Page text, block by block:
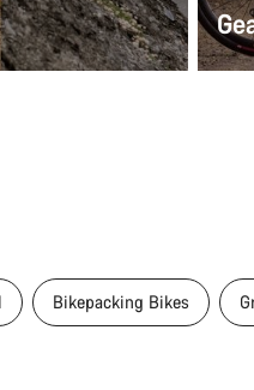
Bikepacking Bikes